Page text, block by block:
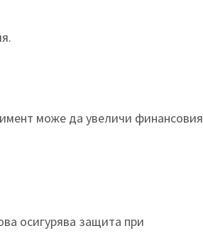
може да увеличи финансовия
осигурява защита при